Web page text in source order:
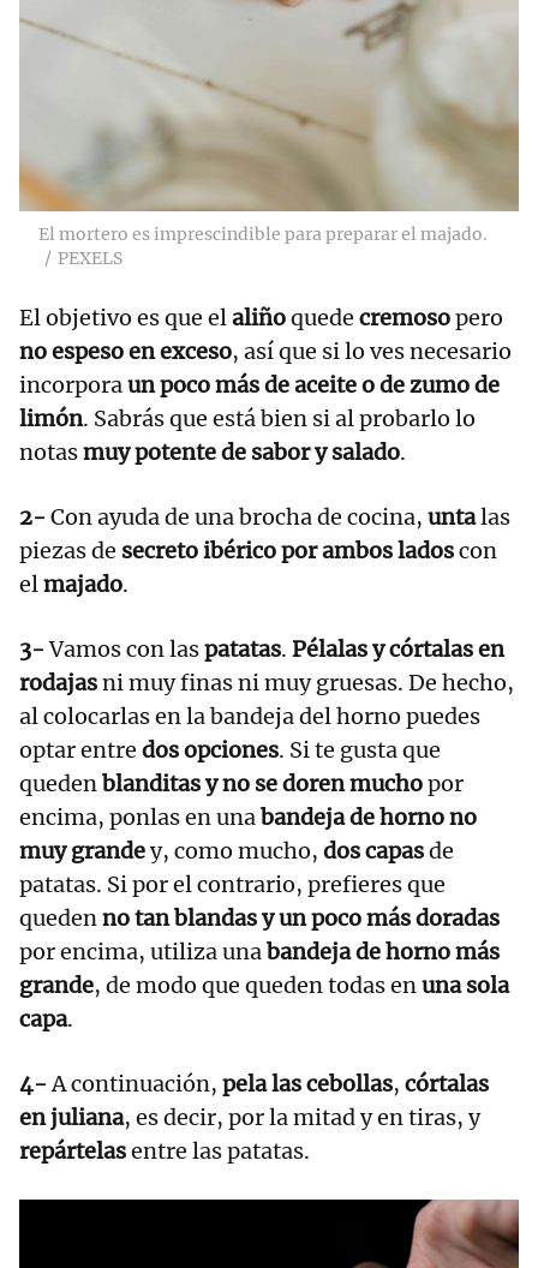
El mortero es imprescindible para preparar el majado.
PEXELS
El objetivo es que elaliñoquede cremosopero
no espeso en exceso, así que si lo ves necesario
incorporaun poco más de aceite o de zumo de
limón. Sabrás que está bien si al probarlo lo
notasmuy potente de sabor y salado.
2- Con ayuda de una brocha de cocina, untalas
piezas de secreto ibérico por ambos ladoscon
elmajado.
3-Vamos con laspatatas. Pélalas y córtalas en
rodajasni muy finas ni muy gruesas. De hecho,
al colocarlas en la bandeja del horno puedes
optar entre dos opciones. Si te gusta que
quedenblanditas y no se doren muchopor
encima, ponlas en unabandeja de horno no
muy grandey, como mucho, dos capasde
patatas. Si por el contrario, prefieres que
quedenno tan blandas y un poco más doradas
por encima, utiliza unabandeja de horno más
grande, de modo que queden todas enuna sola
capa.
4-A continuación, pela las cebollas, córtalas
en juliana, es decir, por la mitad y en tiras, y
repártelasentre las patatas.